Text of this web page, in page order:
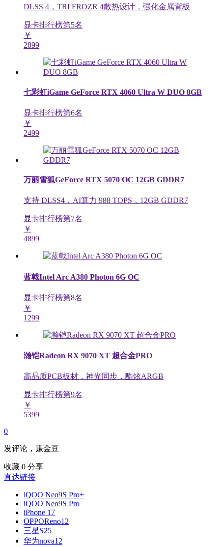
DLSS 4，TRI FROZR 4散热设计，强化金属背板
显卡排行榜第5名
￥
2899
七彩虹iGame GeForce RTX 4060 Ultra W DUO 8GB
显卡排行榜第6名
￥
2499
万丽雪狐GeForce RTX 5070 OC 12GB GDDR7
支持 DLSS4，AI算力 988 TOPS，12GB GDDR7
显卡排行榜第7名
￥
4899
蓝戟Intel Arc A380 Photon 6G OC
显卡排行榜第8名
￥
1299
瀚铠Radeon RX 9070 XT 超合金PRO
高品质PCB板材，神光同步，酷炫ARGB
显卡排行榜第9名
￥
5399
0
发评论，赚金豆
收藏 0 分享
直达链接
iQOO Neo9S Pro+
iQOO Neo9S Pro
iPhone 17
OPPOReno12
三星S25
华为nova12